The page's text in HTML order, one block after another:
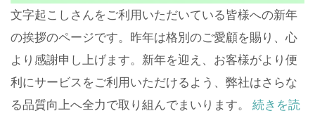
文字起こしさんをご利用いただいている皆様への新年
の挨拶のページです。昨年は格別のご愛顧を賜り、心
より感謝申し上げます。新年を迎え、お客様がより便
利にサービスをご利用いただけるよう、弊社はさらな
る品質向上へ全力で取り組んでまいります。 続きを読